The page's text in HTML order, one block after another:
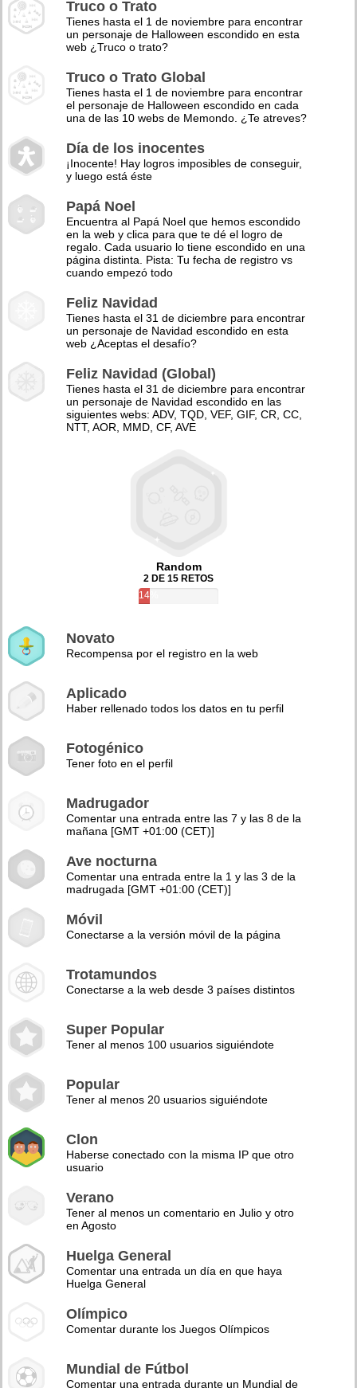
Truco o Trato
Tienes hasta el 1 de noviembre para encontrar
un personaje de Halloween escondido en esta
web ¿Truco o trato?
Truco o Trato Global
Tienes hasta el 1 de noviembre para encontrar
el personaje de Halloween escondido en cada
una de las 10 webs de Memondo. ¿Te atreves?
Día de los inocentes
¡Inocente! Hay logros imposibles de conseguir,
y luego está éste
Papá Noel
Encuentra al Papá Noel que hemos escondido
en la web y clica para que te dé el logro de
regalo. Cada usuario lo tiene escondido en una
página distinta. Pista: Tu fecha de registro vs
cuando empezó todo
Feliz Navidad
Tienes hasta el 31 de diciembre para encontrar
un personaje de Navidad escondido en esta
web ¿Aceptas el desafío?
Feliz Navidad (Global)
Tienes hasta el 31 de diciembre para encontrar
un personaje de Navidad escondido en las
siguientes webs: ADV, TQD, VEF, GIF, CR, CC,
NTT, AOR, MMD, CF, AVE
Random
2 DE 15 RETOS
14%
Novato
Recompensa por el registro en la web
Aplicado
Haber rellenado todos los datos en tu perfil
Fotogénico
Tener foto en el perfil
Madrugador
Comentar una entrada entre las 7 y las 8 de la
mañana [GMT +01:00 (CET)]
Ave nocturna
Comentar una entrada entre la 1 y las 3 de la
madrugada [GMT +01:00 (CET)]
Móvil
Conectarse a la versión móvil de la página
Trotamundos
Conectarse a la web desde 3 países distintos
Super Popular
Tener al menos 100 usuarios siguiéndote
Popular
Tener al menos 20 usuarios siguiéndote
Clon
Haberse conectado con la misma IP que otro
usuario
Verano
Tener al menos un comentario en Julio y otro
en Agosto
Huelga General
Comentar una entrada un día en que haya
Huelga General
Olímpico
Comentar durante los Juegos Olímpicos
Mundial de Fútbol
Comentar una entrada durante un Mundial de